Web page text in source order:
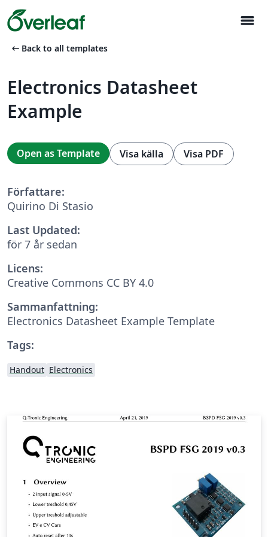
menu
arrow_left_alt Back to all templates
Electronics Datasheet
Example
Open as Template Visa källa Visa PDF
Författare:
Quirino Di Stasio
Last Updated:
för 7 år sedan
Licens:
Creative Commons CC BY 4.0
Sammanfattning:
Electronics Datasheet Example Template
Tags:
Handout Electronics